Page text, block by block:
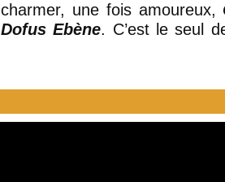
charmer, une fois amoureux,
Dofus Ebène. C’est le seul